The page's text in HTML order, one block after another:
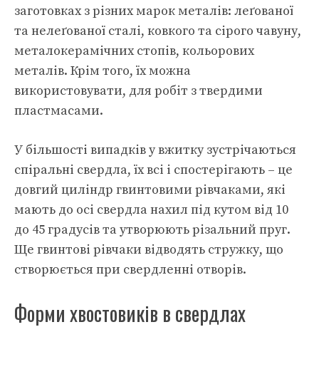
заготовках з різних марок металів: леґованої
та нелеґованої сталі, ковкого та сірого чавуну,
металокерамічних стопів, кольорових
металів. Крім того, їх можна
використовувати, для робіт з твердими
пластмасами.
У більшості випадків у вжитку зустрічаються
спіральні свердла, їх всі і спостерігають – це
довгий циліндр гвинтовими рівчаками, які
мають до осі свердла нахил під кутом від 10
до 45 градусів та утворюють різальний пруг.
Ще гвинтові рівчаки відводять стружку, що
створюється при свердленні отворів.
Форми хвостовиків в свердлах